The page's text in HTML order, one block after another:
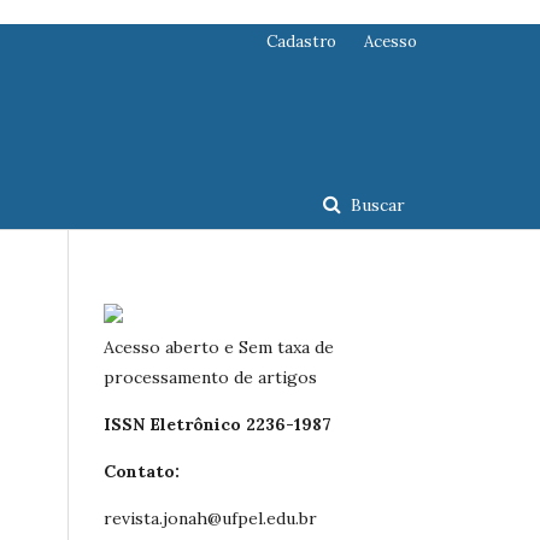
Buscar
Cadastro Acesso
Acesso aberto e Sem taxa de
processamento de artigos
ISSN Eletrônico 2236-1987
Contato:
revista.jonah@ufpel.edu.br